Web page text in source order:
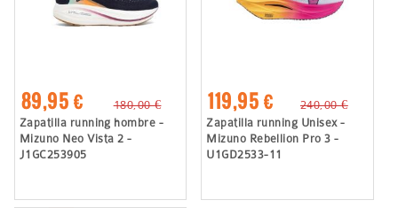
89,95 €
180,00 €
Zapatilla running hombre -
Mizuno Neo Vista 2 -
J1GC253905
119,95 €
240,00 €
Zapatilla running Unisex -
Mizuno Rebellion Pro 3 -
U1GD2533-11